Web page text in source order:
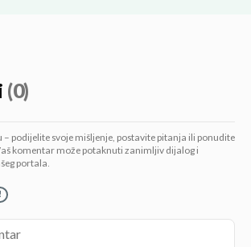
(0)
– podijelite svoje mišljenje, postavite pitanja ili ponudite
komentar može potaknuti zanimljiv dijalog i
portala.
!